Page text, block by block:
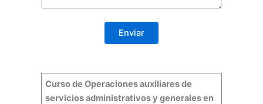
Curso de Operaciones auxiliaresde
servicios administrativos y generales en